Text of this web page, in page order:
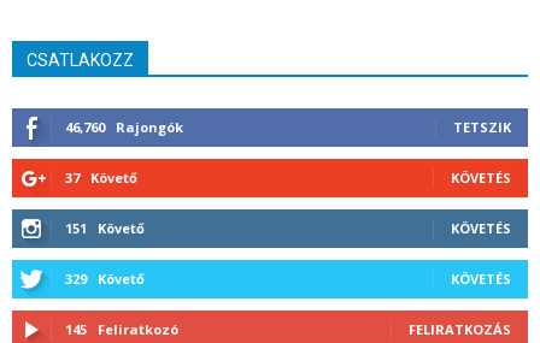
CSATLAKOZZ
46,760 Rajongók TETSZIK
37 Követő KÖVETÉS
151 Követő KÖVETÉS
329 Követő KÖVETÉS
145 Feliratkozó FELIRATKOZÁS